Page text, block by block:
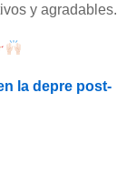
y agradables.
la depre post-